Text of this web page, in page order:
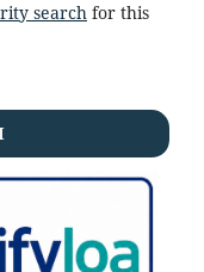
searchfor this